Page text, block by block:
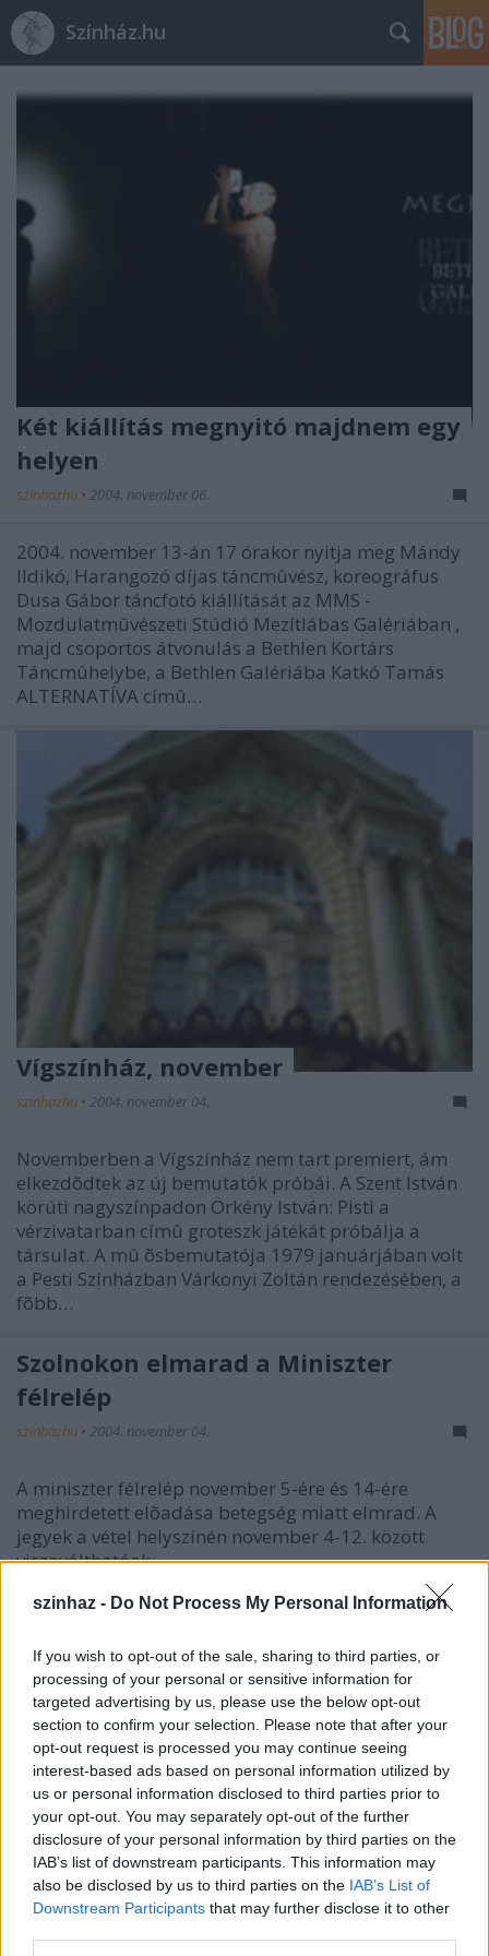
szinhaz - Do Not Process My Personal Information
If you wish to opt-out of the sale, sharing to third parties, or
processing of your personal or sensitive information for
targeted advertising by us, please use the below opt-out
section to confirm your selection. Please note that after your
opt-out request is processed you may continue seeing
interest-based ads based on personal information utilized by
us or personal information disclosed to third parties prior to
your opt-out. You may separately opt-out of the further
disclosure of your personal information by third parties on the
IAB’s list of downstream participants. This information may
also be disclosed by us to third parties on the IAB’s List of
Downstream Participants that may further disclose it to other
Színház.hu
Két kiállítás megnyitó majdnem egy
helyen
szinhazhu • 2004. november 06.
2004. november 13-án 17 órakor nyitja meg Mándy
Ildikó, Harangozó díjas táncmûvész, koreográfus
Dusa Gábor táncfotó kiállítását az MMS -
Mozdulatmûvészeti Stúdió Mezítlábas Galériában ,
majd csoportos átvonulás a Bethlen Kortárs
Táncmûhelybe, a Bethlen Galériába Katkó Tamás
ALTERNATÍVA címû…
Vígszínház, november
szinhazhu • 2004. november 04.
Novemberben a Vígszínház nem tart premiert, ám
elkezdõdtek az új bemutatók próbái. A Szent István
körúti nagyszínpadon Örkény István: Pisti a
vérzivatarban címû groteszk játékát próbálja a
társulat. A mû õsbemutatója 1979 januárjában volt
a Pesti Színházban Várkonyi Zoltán rendezésében, a
fõbb…
Szolnokon elmarad a Miniszter
félrelép
szinhazhu • 2004. november 04.
A miniszter félrelép november 5-ére és 14-ére
meghirdetett elõadása betegség miatt elmrad. A
jegyek a vétel helyszínén november 4-12. között
viszaválthatóak.
A hely, ahol a színészek önmagukról
szeretnek beszélni
szinhazhu•2004. november 03.
a színész: Tom Felleghy (Róma)aki kérdezi: Kalmár
Tibor rendezõa hely: Komédium SzínházTom
Felleghy, azaz Felleghy Tamás Olaszországban is és
Magyarországon is szinte egyszerre kapta meg a
legmagasabb rangú állami kitüntetést.